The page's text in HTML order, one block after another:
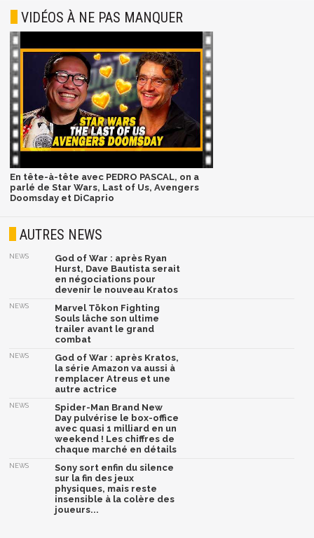
VIDÉOS À NE PAS MANQUER
En tête-à-tête avec PEDRO PASCAL, on a
parlé de Star Wars, Last of Us, Avengers
Doomsday et DiCaprio
AUTRES NEWS
NEWS
God of War : après Ryan
Hurst, Dave Bautista serait
en négociations pour
devenir le nouveau Kratos
NEWS
Marvel Tōkon Fighting
Souls lâche son ultime
trailer avant le grand
combat
NEWS
God of War : après Kratos,
la série Amazon va aussi à
remplacer Atreus et une
autre actrice
NEWS
Spider-Man Brand New
Day pulvérise le box-office
avec quasi 1 milliard en un
weekend ! Les chiffres de
chaque marché en détails
NEWS
Sony sort enfin du silence
sur la fin des jeux
physiques, mais reste
insensible à la colère des
joueurs...